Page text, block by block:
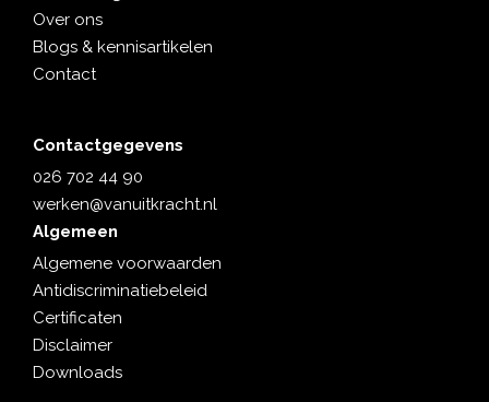
Over ons
Blogs & kennisartikelen
Contact
Contactgegevens
026 702 44 90
werken@vanuitkracht.nl
Algemeen
Algemene voorwaarden
Antidiscriminatiebeleid
Certificaten
Disclaimer
Downloads